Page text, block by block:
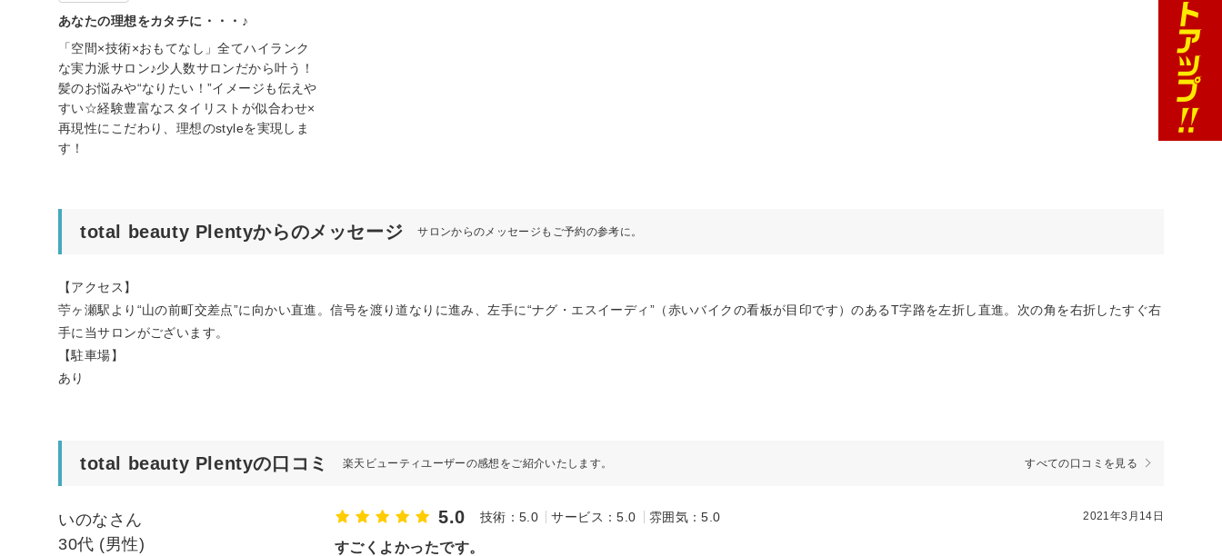
あなたの理想をカタチに・・・♪
「空間×技術×おもてなし」全てハイランク
な実力派サロン♪少人数サロンだから叶う！
髪のお悩みや“なりたい！”イメージも伝えや
すい☆経験豊富なスタイリストが似合わせ×
再現性にこだわり、理想のstyleを実現しま
す！
total beauty Plentyからのメッセージ サロンからのメッセージもご予約の参考に。
【アクセス】
苧ヶ瀬駅より“山の前町交差点”に向かい直進。信号を渡り道なりに進み、左手に“ナグ・エスイーディ”（赤いバイクの看板が目印です）のあるT字路を左折し直進。次の角を右折したすぐ右
手に当サロンがございます。
【駐車場】
あり
total beauty Plentyの口コミ 楽天ビューティユーザーの感想をご紹介いたします。 すべての口コミを見る
いのなさん
30代 (男性)
5.0 技術：5.0 サービス：5.0 雰囲気：5.0 2021年3月14日
すごくよかったです。